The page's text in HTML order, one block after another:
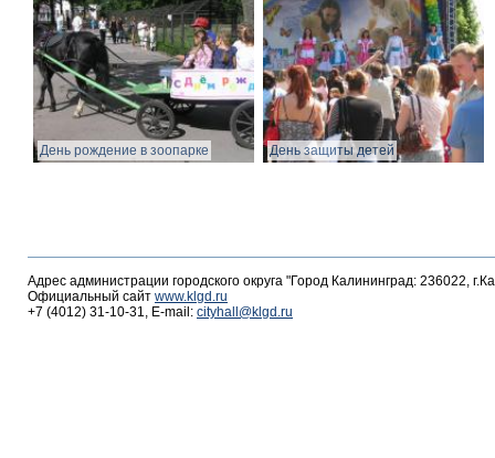
День рождение в зоопарке День защиты детей
Адрес администрации городского округа "Город Калининград: 236022,
Официальный сайт www.klgd.ru
+7 (4012) 31-10-31, E-mail: cityhall@klgd.ru